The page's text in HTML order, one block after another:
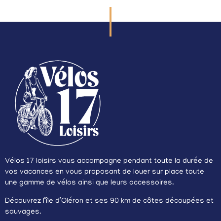
Vélos 17 loisirs vous accompagne pendant toute la durée de
vos vacances en vous proposant de louer sur place toute
une gamme de vélos ainsi que leurs accessoires.
Découvrez l’île d’Oléron et ses 90 km de côtes découpées et
sauvages.